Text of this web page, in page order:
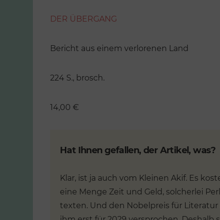
DER ÜBERGANG
Bericht aus einem verlorenen Land
224 S., brosch.
14,00 €
Hat Ihnen gefallen, der Artikel, was?
Klar, ist ja auch vom Kleinen Akif. Es
eine Menge Zeit und Geld, solcherlei
texten. Und den Nobelpreis für Literatur
Wie die
still und
Die große
Verschwulung